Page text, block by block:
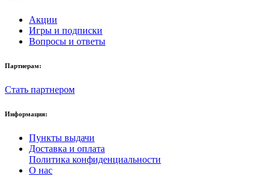
Акции
Игры и подписки
Вопросы и ответы
Партнерам:
Стать партнером
Информация:
Пункты выдачи
Доставка и оплата
Политика конфиденциальности
О нас